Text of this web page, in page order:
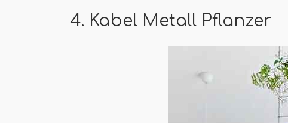
4. Kabel Metall Pflanzer